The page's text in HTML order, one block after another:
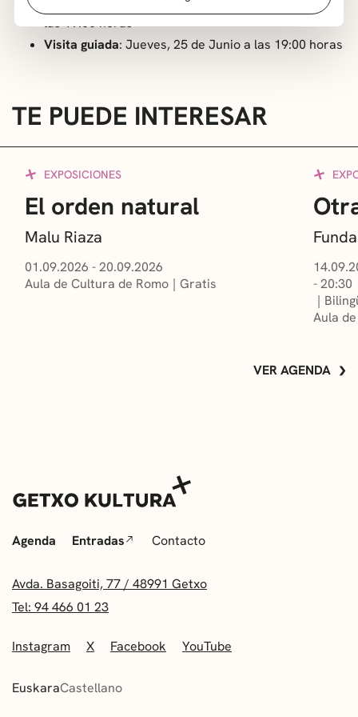
Inauguración y visita guiada
: Jueves, 4 de Junio a
las 19:00 horas
Visita guiada: Jueves, 25 de Junio a las 19:00 horas
TE PUEDE INTERESAR
EXPOSICIONES
El orden natural
Malu Riaza
01.09.2026 - 20.09.2026
Aula de Cultura de Romo
Gratis
- 20:30
Aula
VER AGENDA
Agenda Entradas Contacto
Avda. Basagoiti, 77 / 48991 Getxo
Tel: 94 466 01 23
Instagram X Facebook YouTube
EuskaraCastellano